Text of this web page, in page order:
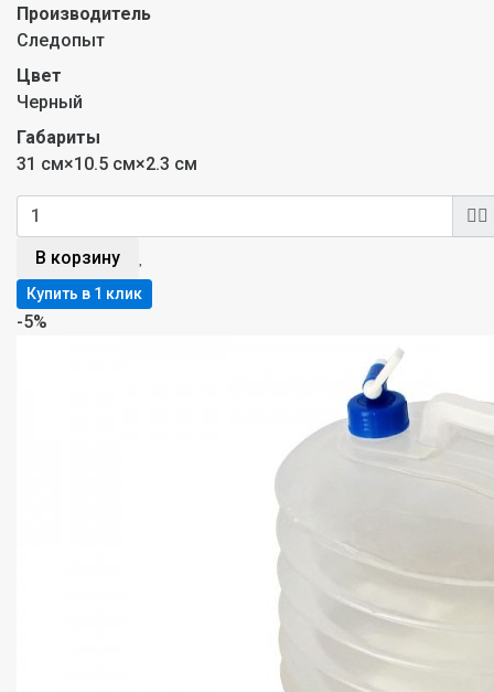
Производитель
Следопыт
Цвет
Черный
Габариты
31 см×10.5 см×2.3 см
В корзину
-5%